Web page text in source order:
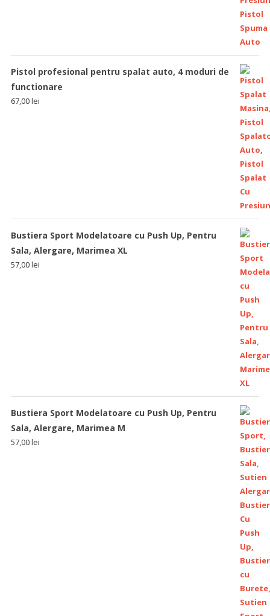
Pistol profesional pentru spalat auto, 4 moduri de
functionare
67,00lei
Bustiera Sport Modelatoare cu Push Up, Pentru
Sala, Alergare, Marimea XL
57,00lei
Bustiera Sport Modelatoare cu Push Up, Pentru
Sala, Alergare, Marimea M
57,00lei